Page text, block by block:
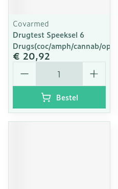
Covarmed
Drugtest Speeksel 6
Drugs(coc/amph/cannab/
€ 20,92
Aantal
Bestel